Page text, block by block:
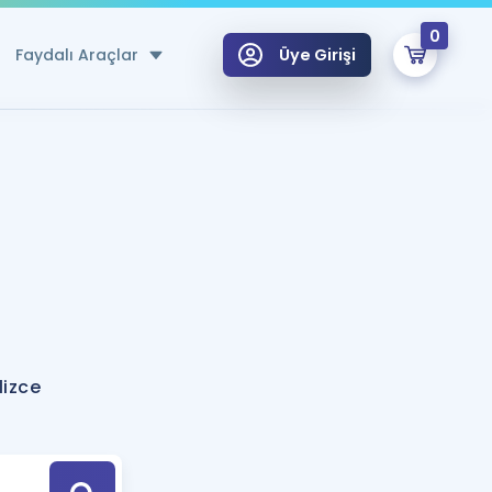
Faydalı Araçlar
Hesaplama Aracı
için Öneriler
Tek Takvimde
Üye Girişi
0